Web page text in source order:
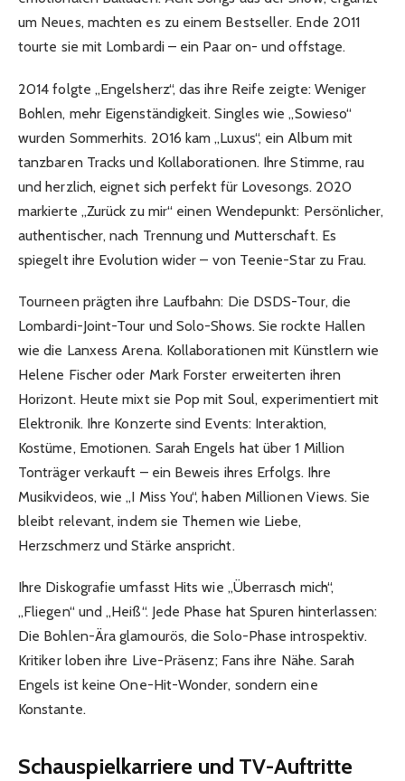
um Neues, machten es zu einem Bestseller. Ende 2011
tourte sie mit Lombardi – ein Paar on- und offstage.
2014 folgte „Engelsherz“, das ihre Reife zeigte: Weniger
Bohlen, mehr Eigenständigkeit. Singles wie „Sowieso“
wurden Sommerhits. 2016 kam „Luxus“, ein Album mit
tanzbaren Tracks und Kollaborationen. Ihre Stimme, rau
und herzlich, eignet sich perfekt für Lovesongs. 2020
markierte „Zurück zu mir“ einen Wendepunkt: Persönlicher,
authentischer, nach Trennung und Mutterschaft. Es
spiegelt ihre Evolution wider – von Teenie-Star zu Frau.
Tourneen prägten ihre Laufbahn: Die DSDS-Tour, die
Lombardi-Joint-Tour und Solo-Shows. Sie rockte Hallen
wie die Lanxess Arena. Kollaborationen mit Künstlern wie
Helene Fischer oder Mark Forster erweiterten ihren
Horizont. Heute mixt sie Pop mit Soul, experimentiert mit
Elektronik. Ihre Konzerte sind Events: Interaktion,
Kostüme, Emotionen. Sarah Engels hat über 1 Million
Tonträger verkauft – ein Beweis ihres Erfolgs. Ihre
Musikvideos, wie „I Miss You“, haben Millionen Views. Sie
bleibt relevant, indem sie Themen wie Liebe,
Herzschmerz und Stärke anspricht.
Ihre Diskografie umfasst Hits wie „Überrasch mich“,
„Fliegen“ und „Heiß“. Jede Phase hat Spuren hinterlassen:
Die Bohlen-Ära glamourös, die Solo-Phase introspektiv.
Kritiker loben ihre Live-Präsenz; Fans ihre Nähe. Sarah
Engels ist keine One-Hit-Wonder, sondern eine
Konstante.
Schauspielkarriere und TV-Auftritte